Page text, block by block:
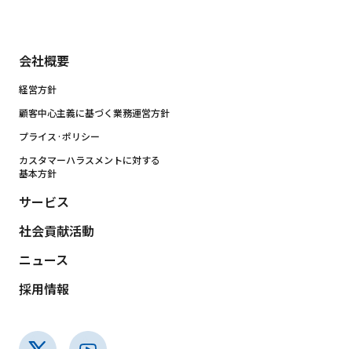
会社概要
経営方針
顧客中心主義に基づく業務運営方針
プライス·ポリシー
カスタマーハラスメントに対する
基本方針
サービス
社会貢献活動
ニュース
採用情報